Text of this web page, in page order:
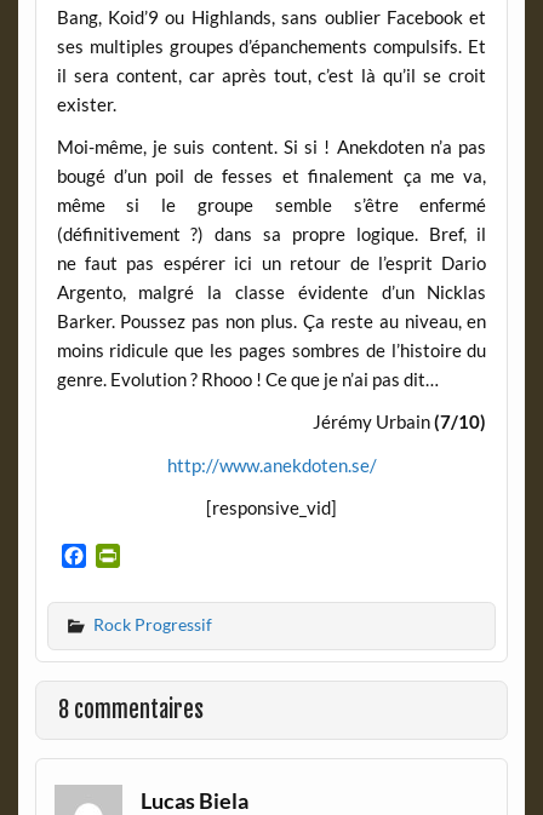
Bang, Koid’9 ou Highlands, sans oublier Facebook et
ses multiples groupes d’épanchements compulsifs. Et
il sera content, car après tout, c’est là qu’il se croit
exister.
Moi-même, je suis content. Si si ! Anekdoten n’a pas
bougé d’un poil de fesses et finalement ça me va,
même si le groupe semble s’être enfermé
(définitivement ?) dans sa propre logique. Bref, il
ne faut pas espérer ici un retour de l’esprit Dario
Argento, malgré la classe évidente d’un Nicklas
Barker. Poussez pas non plus. Ça reste au niveau, en
moins ridicule que les pages sombres de l’histoire du
genre. Evolution ? Rhooo ! Ce que je n’ai pas dit…
Jérémy Urbain(7/10)
http://www.anekdoten.se/
[responsive_vid]
c
e
b
o
o
k
i
n
t
F
r
i
Rock Progressif
8 commentaires
Lucas Biela